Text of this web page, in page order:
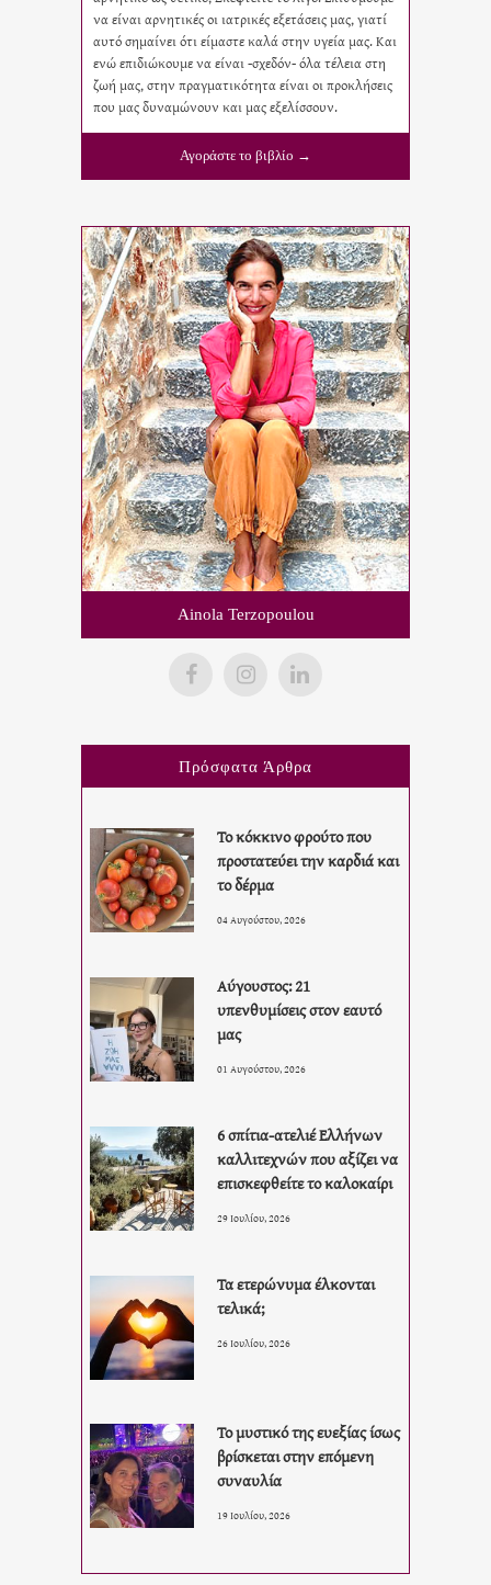
να είναι αρνητικές οι ιατρικές εξετάσεις μας, γιατί
αυτό σημαίνει ότι είμαστε καλά στην υγεία μας. Και
ενώ επιδιώκουμε να είναι -σχεδόν- όλα τέλεια στη
ζωή μας, στην πραγματικότητα είναι οι προκλήσεις
που μας δυναμώνουν και μας εξελίσσουν.
Αγοράστε το βιβλίο →
Ainola Terzopoulou
Πρόσφατα Άρθρα
Το κόκκινο φρούτο που
προστατεύει την καρδιά και
το δέρμα
04 Αυγούστου, 2026
Αύγουστος: 21
υπενθυμίσεις στον εαυτό
μας
01 Αυγούστου, 2026
6 σπίτια-ατελιέ Ελλήνων
καλλιτεχνών που αξίζει να
επισκεφθείτε το καλοκαίρι
29 Ιουλίου, 2026
Τα ετερώνυμα έλκονται
τελικά;
26 Ιουλίου, 2026
Το μυστικό της ευεξίας ίσως
βρίσκεται στην επόμενη
συναυλία
19 Ιουλίου, 2026